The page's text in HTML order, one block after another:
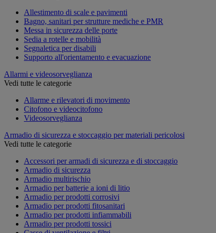
Allestimento di scale e pavimenti
Bagno, sanitari per strutture mediche e PMR
Messa in sicurezza delle porte
Sedia a rotelle e mobilità
Segnaletica per disabili
Supporto all'orientamento e evacuazione
Allarmi e videosorveglianza
Vedi tutte le categorie
Allarme e rilevatori di movimento
Citofono e videocitofono
Videosorveglianza
Armadio di sicurezza e stoccaggio per materiali pericolosi
Vedi tutte le categorie
Accessori per armadi di sicurezza e di stoccaggio
Armadio di sicurezza
Armadio multirischio
Armadio per batterie a ioni di litio
Armadio per prodotti corrosivi
Armadio per prodotti fitosanitari
Armadio per prodotti infiammabili
Armadio per prodotti tossici